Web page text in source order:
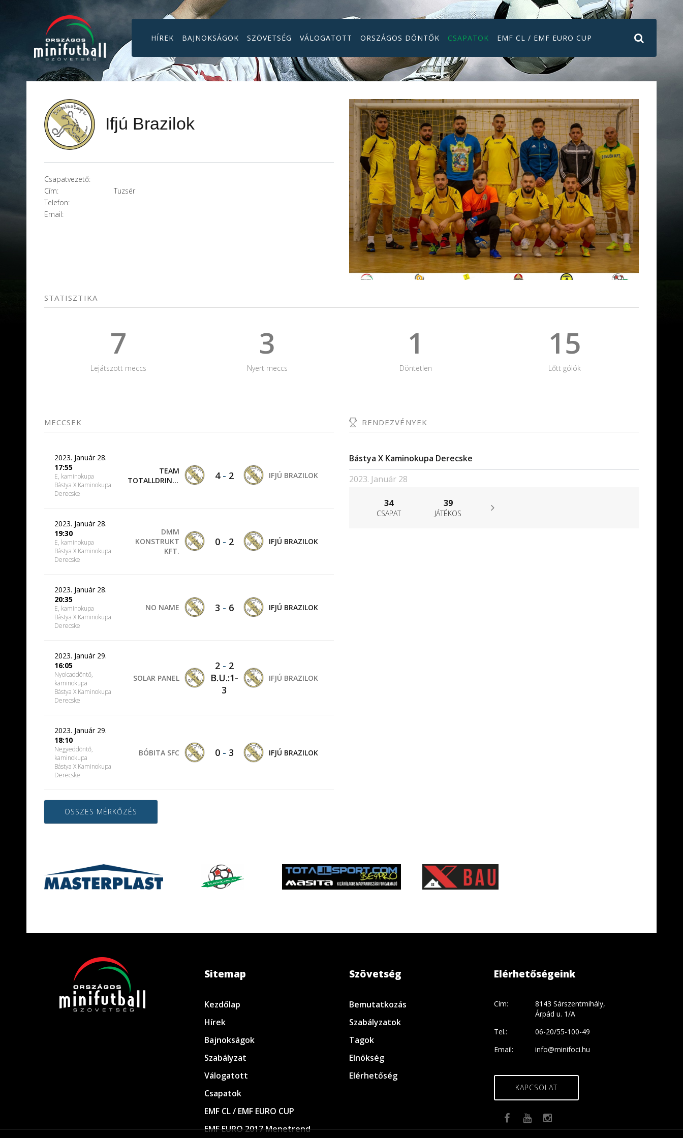
HÍREK BAJNOKSÁGOK SZÖVETSÉG VÁLOGATOTT ORSZÁGOS DÖNTŐK CSAPATOK EMF CL / EMF EURO CUP
Ifjú Brazilok
Csapatvezető:
Cím:
Tuzsér
Telefon:
Email:
STATISZTIKA
7
Lejátszott meccs
3
Nyert meccs
1
Döntetlen
15
Lőtt gólók
MECCSEK
2023. Január 28.
17:55
E, kaminokupa
Bástya X Kaminokupa
Derecske
TEAM
TOTALLDRINKS
4- 2 IFJÚ BRAZILOK
2023. Január 28.
19:30
E, kaminokupa
Bástya X Kaminokupa
Derecske
DMM
KONSTRUKT
KFT.
0- 2 IFJÚ BRAZILOK
2023. Január 28.
20:35
E, kaminokupa
Bástya X Kaminokupa
Derecske
NO NAME 3 - 6 IFJÚ BRAZILOK
2023. Január 29.
16:05
Nyolcaddöntő,
kaminokupa
Bástya X Kaminokupa
Derecske
SOLAR PANEL
2- 2
B.U.:1-
3
IFJÚ BRAZILOK
2023. Január 29.
18:10
Negyeddöntő,
kaminokupa
Bástya X Kaminokupa
Derecske
BÓBITA SFC 0- 3 IFJÚ BRAZILOK
ÖSSZES MÉRKŐZÉS
RENDEZVÉNYEK
Bástya X Kaminokupa Derecske
2023. Január 28
34
CSAPAT
39
JÁTÉKOS
Sitemap
Kezdőlap
Hírek
Bajnokságok
Szabályzat
Válogatott
Csapatok
EMF CL / EMF EURO CUP
EMF EURO 2017 Menetrend
Szövetség
Bemutatkozás
Szabályzatok
Tagok
Elnökség
Elérhetőség
Elérhetőségeink
Cím:
8143 Sárszentmihály,
Árpád u. 1/A
Tel.:
06-20/55-100-49
Email:
info@minifoci.hu
KAPCSOLAT